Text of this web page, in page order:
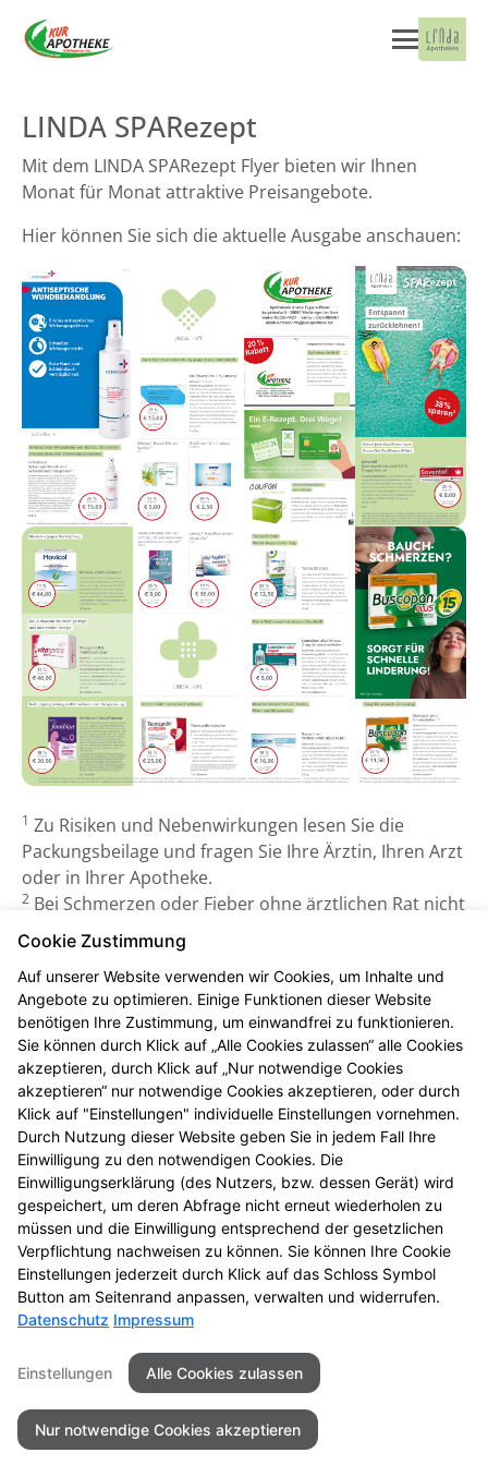
LINDA SPARezept
Mit dem LINDA SPARezept Flyer bieten wir Ihnen
Monat für Monat attraktive Preisangebote.
Hier können Sie sich die aktuelle Ausgabe anschauen:
1 Zu Risiken und Nebenwirkungen lesen Sie die
Packungsbeilage und fragen Sie Ihre Ärztin, Ihren Arzt
oder in Ihrer Apotheke.
2 Bei Schmerzen oder Fieber ohne ärztlichen Rat nicht
länger anwenden als in der Packungsbeilage
vorgegeben!
© Alle Rechte vorbehalten. Nachdruck – auch
auszugsweise – ist nicht gestattet! Alle Angaben
gelten, solange der Vorrat reicht. Druckfehler
vorbehalten. Alle Preise in Euro inkl. MwSt.
4BVP = niedrigster Gesamtpreis innerhalb der letzten
30 Tage vor der Preisermäßigung
5Zu Risiken und Nebenwirkungen lesen Sie die
Packungsbeilage und fragen Sie Ihre Tierärztin, Ihren
Tierarzt oder in Ihrer Apotheke.6Biozide vorsichtig
verwenden. Vor Gebrauch stets Etikett und
Produktinformation lesen.
Seitenübersicht Kontakt
Impressum
Datenschutz
Barrierefreiheit
© 2026 Kur Apotheke - Langelsheim
Cookie Zustimmung
Auf unserer Website verwenden wir Cookies, um Inhalte und
Angebote zu optimieren. Einige Funktionen dieser Website
benötigen Ihre Zustimmung, um einwandfrei zu funktionieren.
Sie können durch Klick auf „Alle Cookies zulassen“ alle Cookies
akzeptieren, durch Klick auf „Nur notwendige Cookies
akzeptieren“ nur notwendige Cookies akzeptieren, oder durch
Klick auf "Einstellungen" individuelle Einstellungen vornehmen.
Durch Nutzung dieser Website geben Sie in jedem Fall Ihre
Einwilligung zu den notwendigen Cookies. Die
Einwilligungserklärung (des Nutzers, bzw. dessen Gerät) wird
gespeichert, um deren Abfrage nicht erneut wiederholen zu
müssen und die Einwilligung entsprechend der gesetzlichen
Verpflichtung nachweisen zu können. Sie können Ihre Cookie
Einstellungen jederzeit durch Klick auf das Schloss Symbol
Button am Seitenrand anpassen, verwalten und widerrufen.
Datenschutz Impressum
Einstellungen Alle Cookies zulassen
Nur notwendige Cookies akzeptieren